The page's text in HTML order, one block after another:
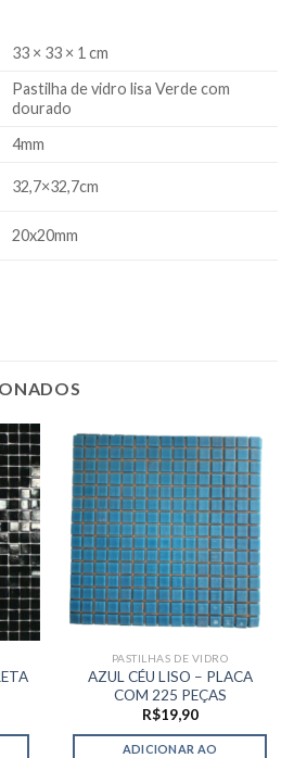
33 × 33 × 1 cm
Pastilha de vidro lisa Verde com
dourado
4mm
32,7×32,7cm
20x20mm
PASTILHAS DE VIDRO
AZUL CÉU LISO – PLACA
COM 225 PEÇAS
R$19,90
ADICIONAR AO